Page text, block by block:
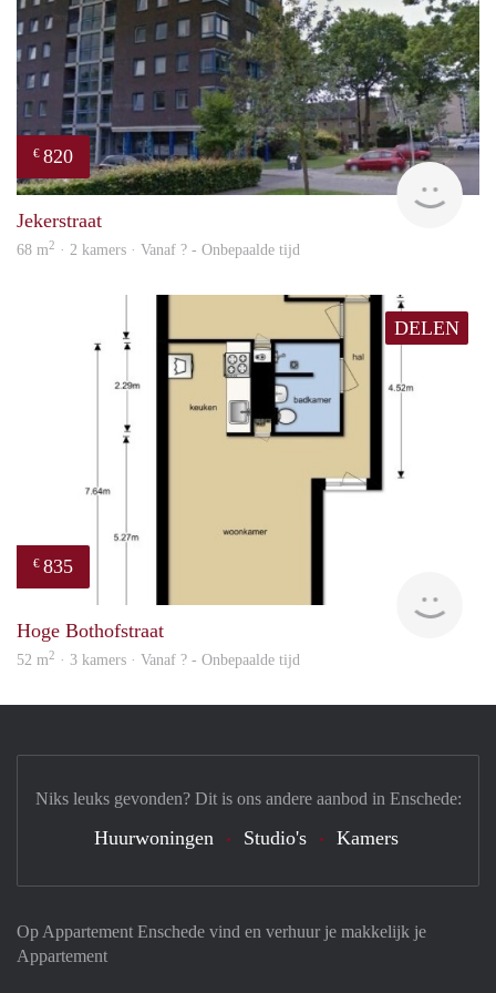
€ 820
Jekerstraat
68 m2 · 2 kamers · Vanaf ? - Onbepaalde tijd
DELEN
€ 835
Hoge Bothofstraat
52 m2 · 3 kamers · Vanaf ? - Onbepaalde tijd
Op Appartement Enschede vind en verhuur je makkelijk je
Appartement
Niks leuks gevonden? Dit is ons andere aanbod in Enschede:
Huurwoningen Studio's Kamers